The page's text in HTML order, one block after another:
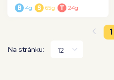
B 4g S 65g T 24g
1
Na stránku: